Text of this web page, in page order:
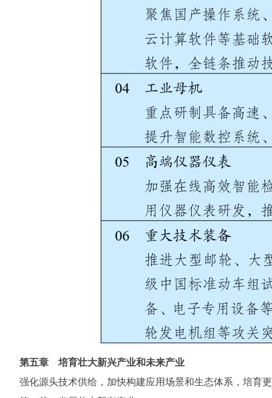
第五章 培育壮大新兴产业和未来产业
强化源头技术供给，加快构建应用场景和生态体系，培育